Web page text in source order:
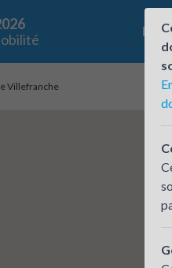
Le
Villefranche